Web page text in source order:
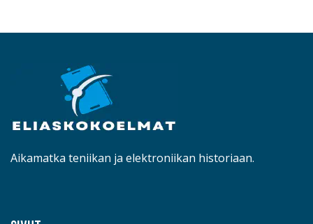
Aikamatka teniikan ja elektroniikan historiaan.